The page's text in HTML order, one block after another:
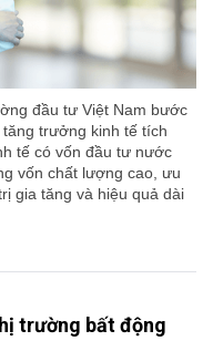
đầu tư Việt Nam bước
trưởng kinh tế tích
tế có vốn đầu tư nước
vốn chất lượng cao, ưu
gia tăng và hiệu quả dài
trường bất động